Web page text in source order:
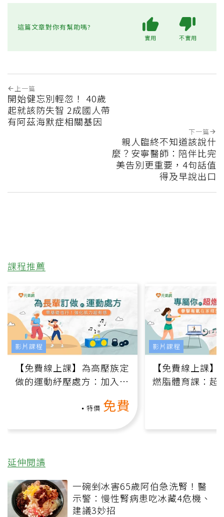
這篇文章對你有幫助嗎?
實用 不實用
上一篇
開始健忘別輕忽！ 40歲
起就該防失智 2成國人帶
有阿茲海默症相關基因
下一篇
親人臨終不知道該說什
麼？安寧醫師：陪伴比完
美告別更重要，4句話值
得及早說出口
課程推薦
【免費線上課】為高壓族定
做的運動紓壓處方：加入行
特價 免費
影片課程
【免費線上課
燃脂體育課：超
影片課程
延伸閱讀
一碗剉冰害65歲阿伯急洗腎！醫
示警：慢性腎病患吃冰藏4危機、
建議3妙招